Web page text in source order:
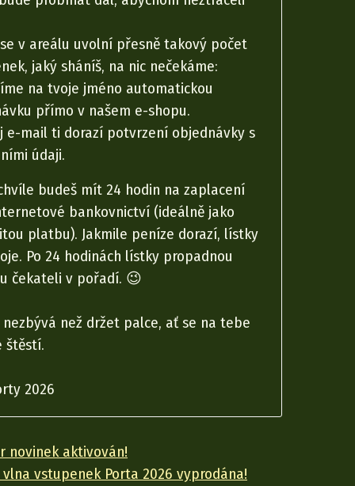
v areálu uvolní přesně takový počet
jaký sháníš, na nic nečekáme:
na tvoje jméno automatickou
přímo v našem e-shopu.
e-mail ti dorazí potvrzení objednávky s
údaji.
budeš mít 24 hodin na zaplacení
bankovnictví (ideálně jako
platbu). Jakmile peníze dorazí, lístky
Po 24 hodinách lístky propadnou
čekateli v pořadí. 😉
nezbývá než držet palce, ať se na tebe
štěstí.
2026
novinek aktivován!
vstupenek Porta 2026 vyprodána!